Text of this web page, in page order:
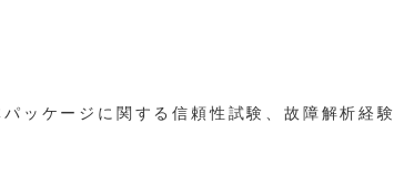
ッケージに関する信頼性試験、故障解析経験